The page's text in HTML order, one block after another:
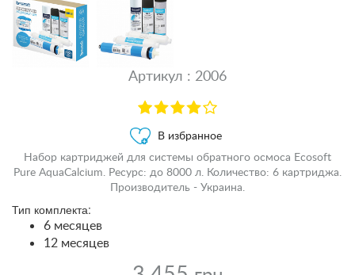
Артикул : 2006
В избранное
Набор картриджей для системы обратного осмоса Ecosoft
Pure AquaCalcium. Ресурс: до 8000 л. Количество: 6 картриджа.
Производитель - Украина.
Тип комплекта:
6 месяцев
12 месяцев